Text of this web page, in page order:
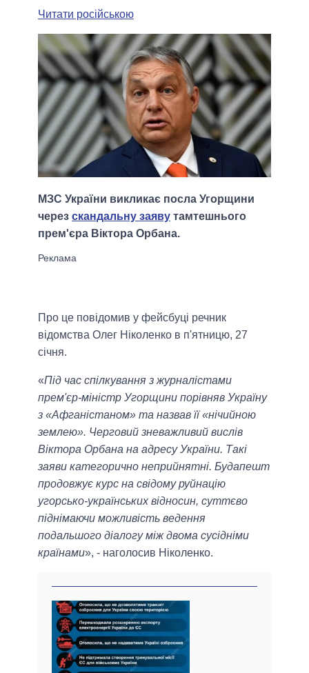
Читати російською
МЗС України викликає посла Угорщини
через скандальну заяву тамтешнього
прем'єра Віктора Орбана.
Про це повідомив у фейсбуці речник
відомства Олег Ніколенко в п'ятницю, 27
січня.
«Під час спілкування з журналістами
прем'єр-міністр Угорщини порівняв Україну
з «Афганістаном» та назвав її «нічийною
землею». Черговий зневажливий вислів
Віктора Орбана на адресу України. Такі
заяви категорично неприйнятні. Будапешт
продовжує курс на свідому руйнацію
угорсько-українських відносин, суттєво
піднімаючи можливість ведення
подальшого діалогу між двома сусідніми
країнами», - наголосив Ніколенко.